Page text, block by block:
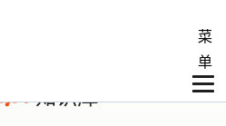
菜
单
知识库